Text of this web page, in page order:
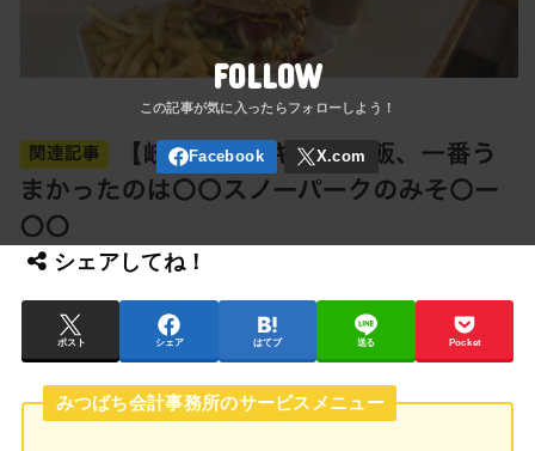
FOLLOW
シェアしてね！
ポスト シェア はてブ 送る Pocket
みつばち会計事務所のサービスメニュー